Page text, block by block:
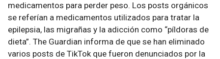
medicamentos para perder peso. Los posts orgánicos
se referían a medicamentos utilizados para tratar la
epilepsia, las migrañas y la adicción como “píldoras de
dieta”. The Guardian informa de que se han eliminado
varios posts de TikTok que fueron denunciados por la